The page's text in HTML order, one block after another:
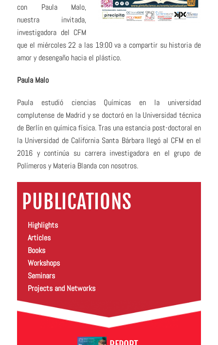
con Paula Malo,
nuestra invitada,
investigadora del CFM
que el miércoles 22 a las 19:00 va a compartir su historia de
amor y desengaño hacia el plástico.
Paula Malo
Paula estudió ciencias Químicas en la universidad
complutense de Madrid y se doctoró en la Universidad técnica
de Berlín en química física. Tras una estancia post-doctoral en
la Universidad de California Santa Bárbara llegó al CFM en el
2016 y continúa su carrera investigadora en el grupo de
Polímeros y Materia Blanda con nosotros.
PUBLICATIONS
Highlights
Articles
Books
Workshops
Seminars
Projects and Networks